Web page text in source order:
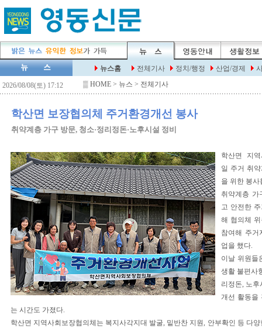
▒ HOME > 뉴스 > 전체기사
학산면 보장협의체 주거환경개선 봉사
취약계층 가구 방문, 청소·정리정돈·노후시설 정비
학산면 지
일 주거 취
을 위한 봉
취약계층 가
고 안전한
해 협의체
참여해 주거
업을 했다.
이날 위원들
생활 불편사
리정돈, 노
개선 활동을
는 시간도 가졌다.
학산면 지역사회보장협의체는 복지사각지대 발굴, 밑반찬 지원, 안부확인 등 다